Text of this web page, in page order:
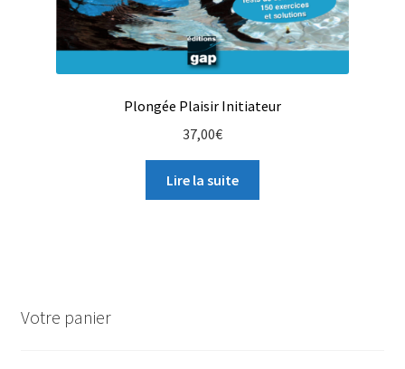
Plongée Plaisir Initiateur
37,00€
Lire la suite
Votre panier